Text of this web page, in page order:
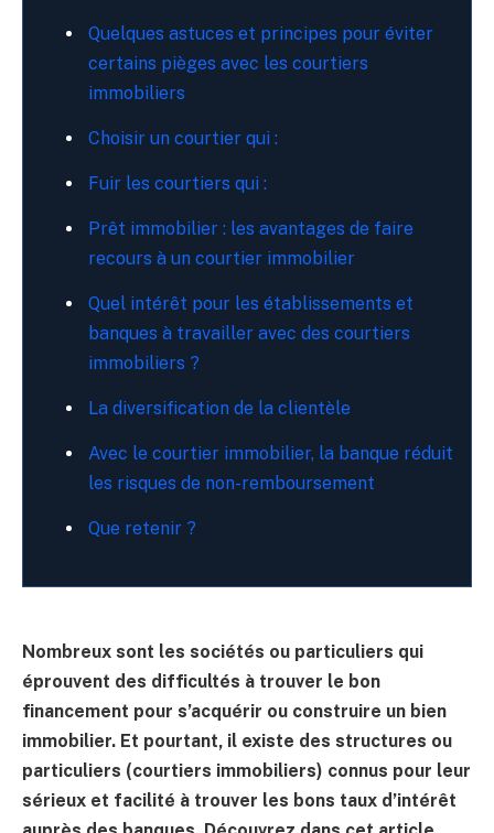
Quelques astuces et principes pour éviter
certains pièges avec les courtiers
immobiliers
Choisir un courtier qui :
Fuir les courtiers qui :
Prêt immobilier : les avantages de faire
recours à un courtier immobilier
Quel intérêt pour les établissements et
banques à travailler avec des courtiers
immobiliers ?
La diversification de la clientèle
Avec le courtier immobilier, la banque réduit
les risques de non-remboursement
Que retenir ?
Nombreux sont les sociétés ou particuliers qui
éprouvent des difficultés à trouver le bon
financement pour s’acquérir ou construire un bien
immobilier. Et pourtant, il existe des structures ou
particuliers (courtiers immobiliers) connus pour leur
sérieux et facilité à trouver les bons taux d’intérêt